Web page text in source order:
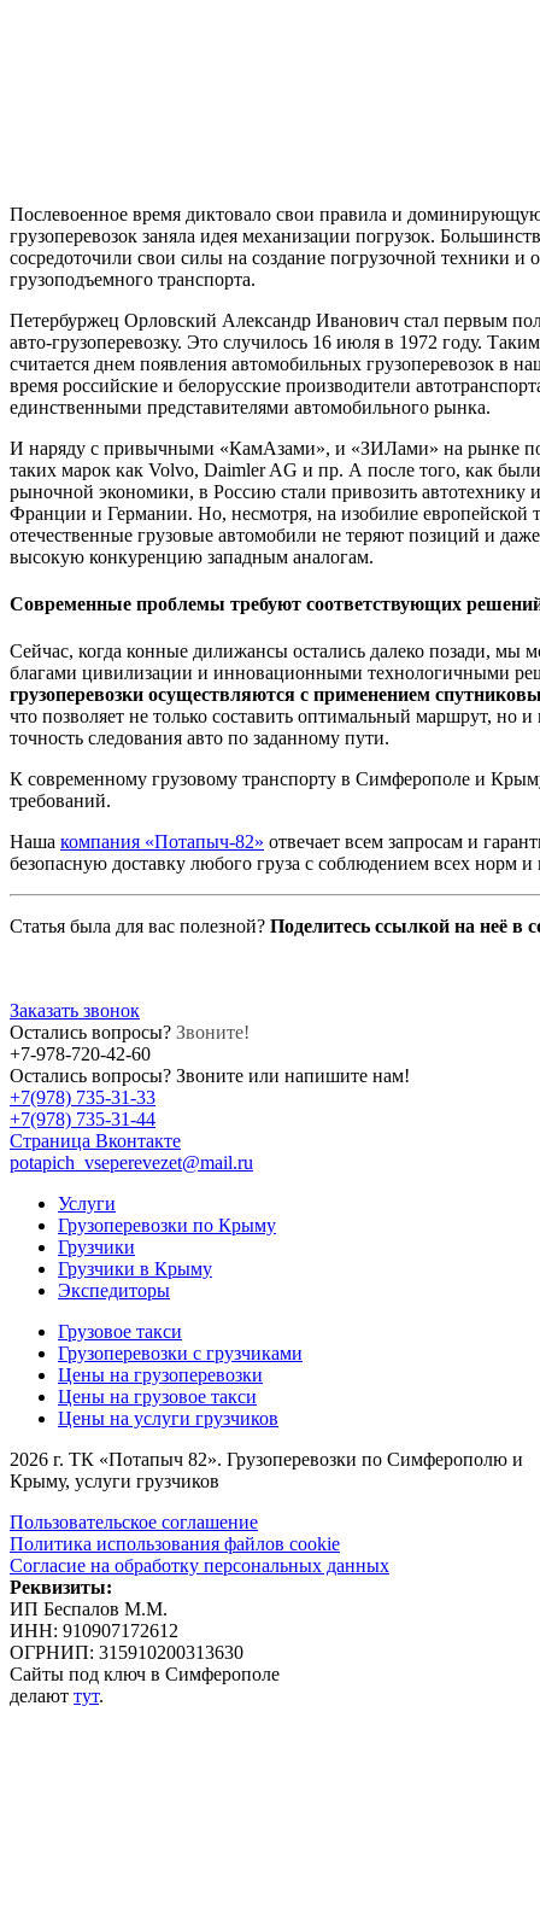
Послевоенное время диктовало свои правила и
грузоперевозок заняла идея механизации погрузок.
сосредоточили свои силы на создание погрузочной техники и
грузоподъемного транспорта.
Петербуржец Орловский Александр Иванович стал первым
авто-грузоперевозку. Это случилось 16 июля в 1972 году.
считается днем появления автомобильных грузоперевозок в
время российские и белорусские производители
единственными представителями автомобильного рынка.
И наряду с привычными «КамАзами», и «ЗИЛами» на рынке
таких марок как Volvo, Daimler AG и пр. А после того, как
рыночной экономики, в Россию стали привозить
Франции и Германии. Но, несмотря, на изобилие европейской
отечественные грузовые автомобили не теряют позиций и
высокую конкуренцию западным аналогам.
Современные проблемы требуют соответствующих
Сейчас, когда конные дилижансы остались далеко позади, мы
благами цивилизации и инновационными технологичными
грузоперевозки осуществляются с применением
что позволяет не только составить оптимальный маршрут, но и
точность следования авто по заданному пути.
К современному грузовому транспорту в Симферополе и
требований.
Наша компания «Потапыч-82» отвечает всем запросам и
безопасную доставку любого груза с соблюдением всех норм и
Статья была для вас полезной? Поделитесь ссылкой на неё в
Заказать звонок
Остались вопросы? Звоните!
+7-978-720-42-60
Остались вопросы? Звоните или напишите нам!
+7(978) 735-31-33
+7(978) 735-31-44
Страница Вконтакте
potapich_vseperevezet@mail.ru
Услуги
Грузоперевозки по Крыму
Грузчики
Грузчики в Крыму
Экспедиторы
Грузовое такси
Грузоперевозки с грузчиками
Цены на грузоперевозки
Цены на грузовое такси
Цены на услуги грузчиков
2026 г. ТК «Потапыч 82». Грузоперевозки по Симферополю и
Крыму, услуги грузчиков
Пользовательское соглашение
Политика использования файлов cookie
Согласие на обработку персональных данных
Реквизиты:
ИП Беспалов М.М.
ИНН: 910907172612
ОГРНИП: 315910200313630
Сайты под ключ в Симферополе
делают тут.